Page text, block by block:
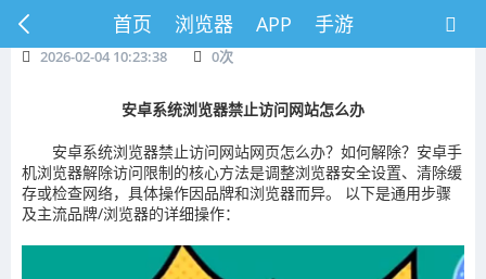
首页 浏览器 APP 手游
2026-02-04 10:23:38 0次
安卓系统浏览器禁止访问网站怎么办
安卓系统浏览器禁止访问网站网页怎么办？如何解除？安卓手
机浏览器解除访问限制的核心方法是调整浏览器安全设置、清除缓
存或检查网络，具体操作因品牌和浏览器而异。‌ 以下是通用步骤
及主流品牌/浏览器的详细操作：